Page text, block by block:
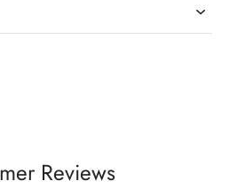
Reviews